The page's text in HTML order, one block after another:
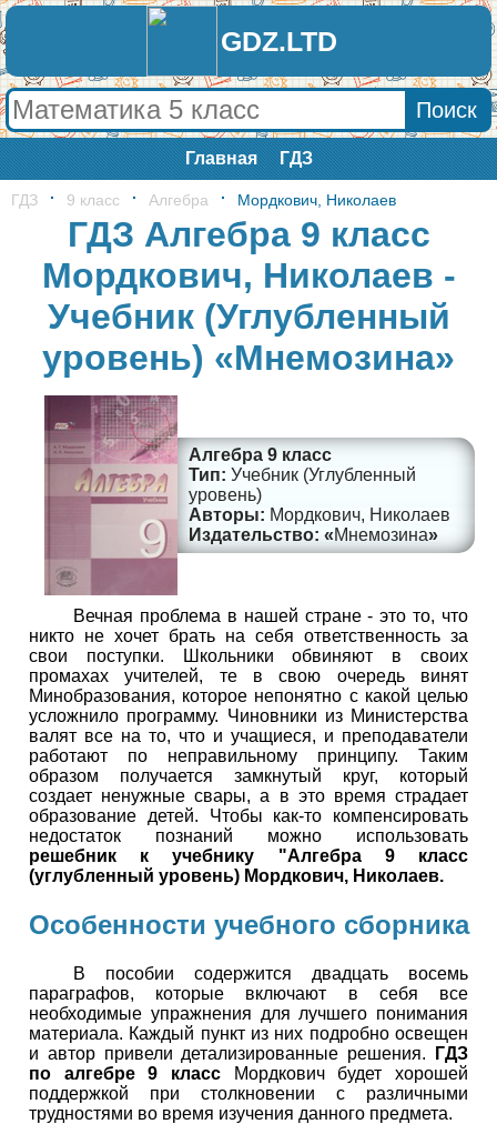
GDZ.LTD
Главная ГДЗ
ГДЗ 9 класс Алгебра Мордкович, Николаев
ГДЗ Алгебра 9 класс
Мордкович, Николаев -
Учебник (Углубленный
уровень) «Мнемозина»
Алгебра 9 класс
Учебник (Углубленный
уровень)
Мордкович, Николаев
Мнемозина
Вечная проблема в нашей стране - это то, что
никто не хочет брать на себя ответственность за
свои поступки. Школьники обвиняют в своих
промахах учителей, те в свою очередь винят
Минобразования, которое непонятно с какой целью
усложнило программу. Чиновники из Министерства
валят все на то, что и учащиеся, и преподаватели
работают по неправильному принципу. Таким
образом получается замкнутый круг, который
создает ненужные свары, а в это время страдает
образование детей. Чтобы как-то компенсировать
недостаток познаний можно использовать
решебник к учебнику "Алгебра 9 класс
(углубленный уровень) Мордкович, Николаев.
Особенности учебного сборника
В пособии содержится двадцать восемь
параграфов, которые включают в себя все
необходимые упражнения для лучшего понимания
материала. Каждый пункт из них подробно освещен
и автор привели детализированные решения.
ГДЗ
по алгебре 9 класс Мордкович будет хорошей
поддержкой при столкновении с различными
трудностями во время изучения данного предмета.